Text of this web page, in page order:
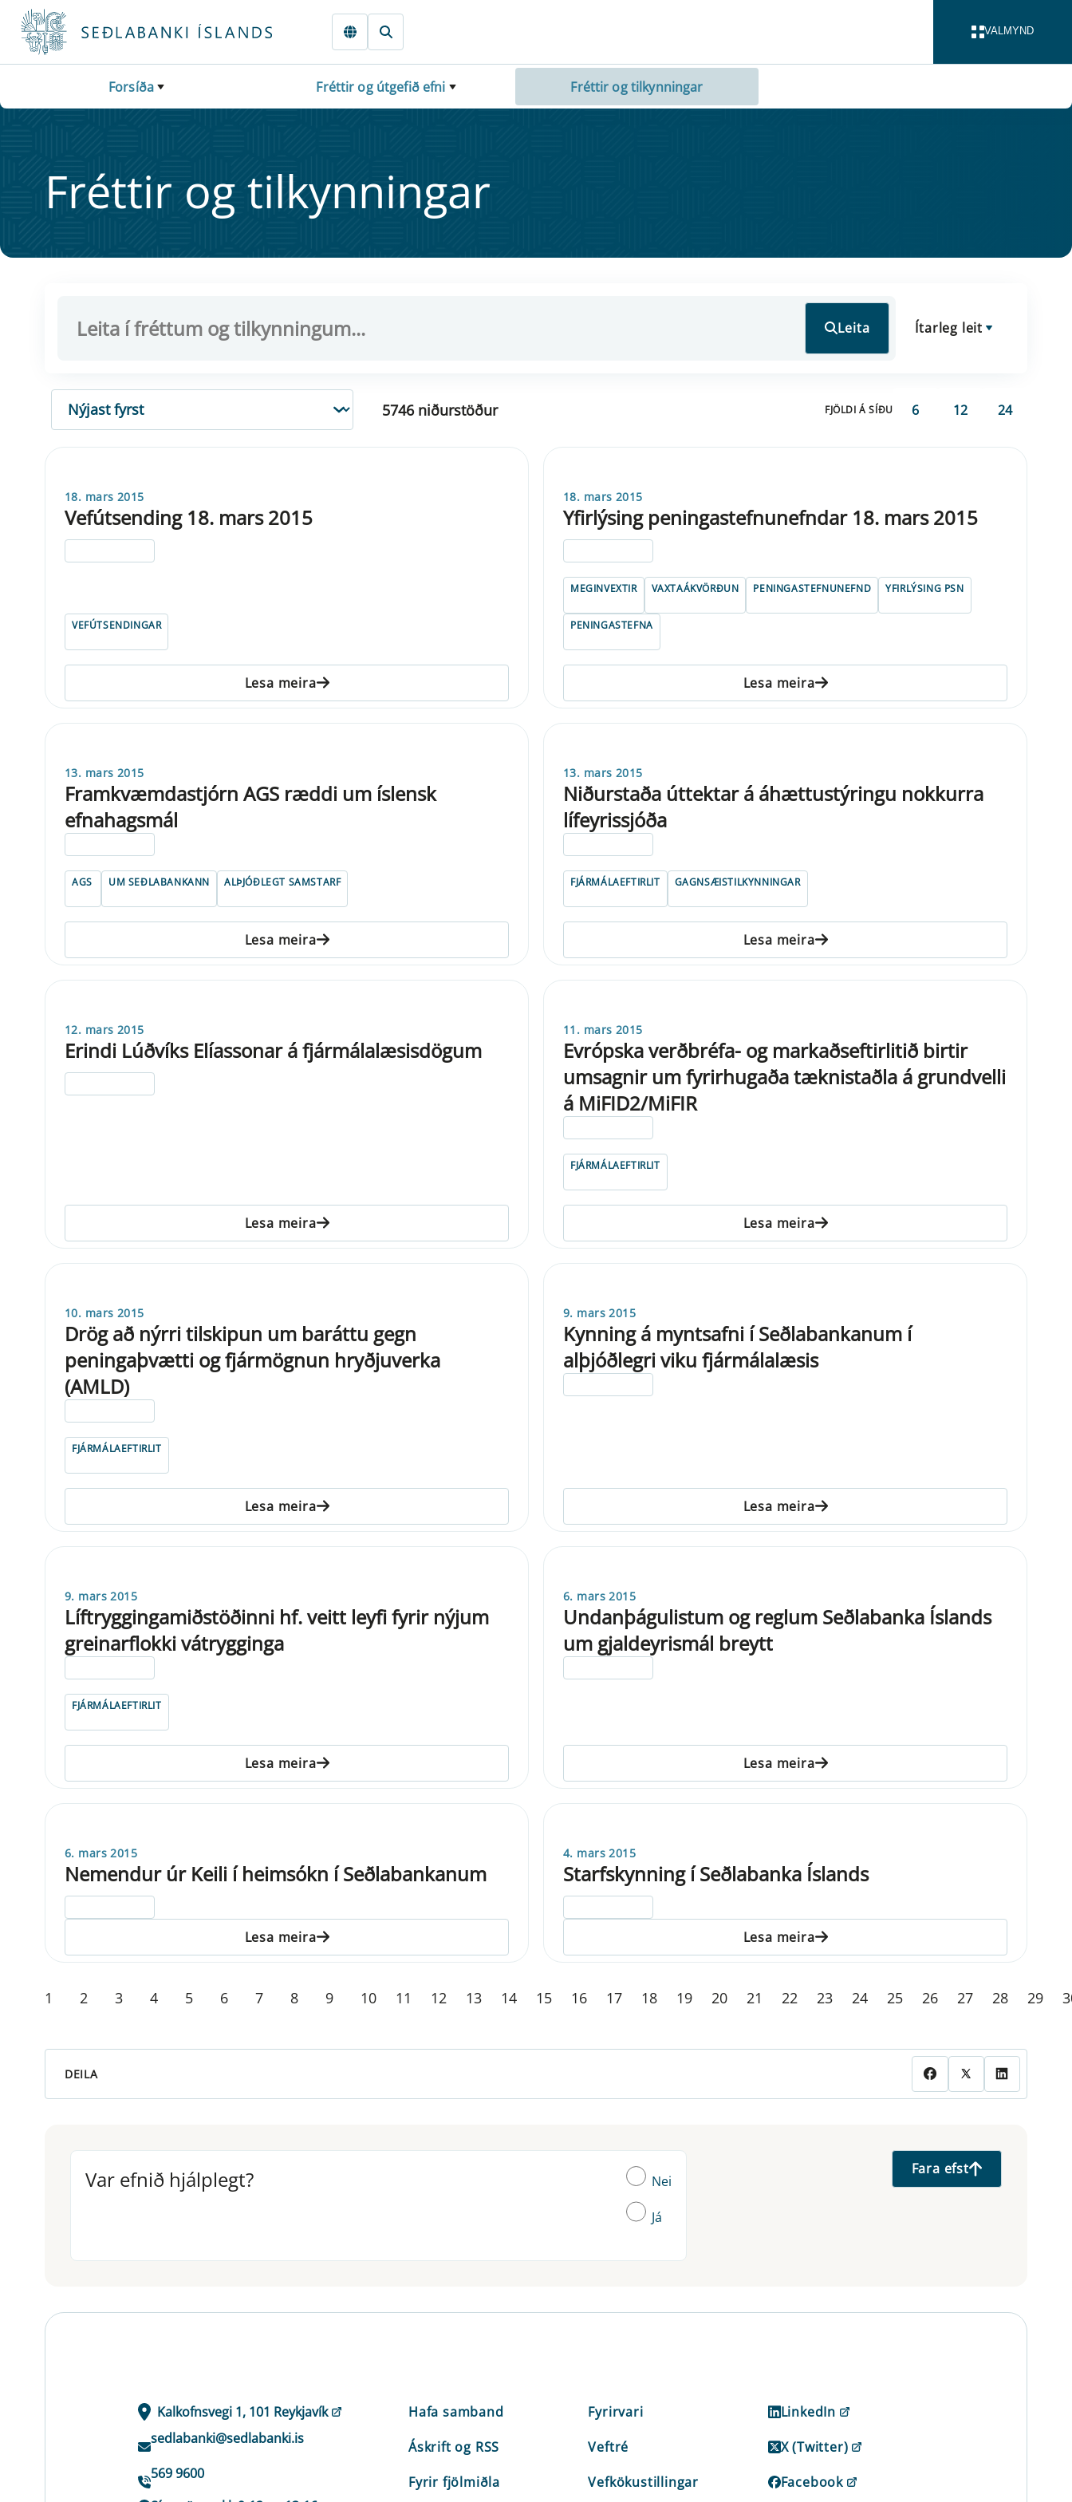
Fara beint í Meginmál
VALMYND
Forsíða Fréttir og útgefið efni Fréttir og tilkynningar
Frétt­ir og til­kynn­ing­ar
Leita Ítarleg leit
RÖÐUN
5746 niðurstöður FJÖLDI Á SÍÐU 6 12 24
18. mars 2015
Vefútsending 18. mars 2015
VEFÚTSENDINGAR
Lesa meira
18. mars 2015
Yfirlýsing peningastefnunefndar 18. mars 2015
MEGINVEXTIR VAXTAÁKVÖRÐUN PENINGASTEFNUNEFND YFIRLÝSING PSN
PENINGASTEFNA
Lesa meira
13. mars 2015
Framkvæmdastjórn AGS ræddi um íslensk
efnahagsmál
AGS UM SEÐLABANKANN ALÞJÓÐLEGT SAMSTARF
Lesa meira
13. mars 2015
Niðurstaða úttektar á áhættustýringu nokkurra
lífeyrissjóða
FJÁRMÁLAEFTIRLIT GAGNSÆISTILKYNNINGAR
Lesa meira
12. mars 2015
Erindi Lúðvíks Elíassonar á fjármálalæsisdögum
Lesa meira
11. mars 2015
Evrópska verðbréfa- og markaðseftirlitið birtir
umsagnir um fyrirhugaða tæknistaðla á grundvelli
á MiFID2/MiFIR
FJÁRMÁLAEFTIRLIT
Lesa meira
10. mars 2015
Drög að nýrri tilskipun um baráttu gegn
peningaþvætti og fjármögnun hryðjuverka
(AMLD)
FJÁRMÁLAEFTIRLIT
Lesa meira
9. mars 2015
Kynning á myntsafni í Seðlabankanum í
alþjóðlegri viku fjármálalæsis
Lesa meira
9. mars 2015
Líftryggingamiðstöðinni hf. veitt leyfi fyrir nýjum
greinarflokki vátrygginga
FJÁRMÁLAEFTIRLIT
Lesa meira
6. mars 2015
Undanþágulistum og reglum Seðlabanka Íslands
um gjaldeyrismál breytt
Lesa meira
6. mars 2015
Nemendur úr Keili í heimsókn í Seðlabankanum
Lesa meira
4. mars 2015
Starfskynning í Seðlabanka Íslands
Lesa meira
1 2 3 4 5 6 7 8 9 10 11 12 13 14 15 16 17 18 19 20 21 22 23 24 25 26 27 28 29
DEILA
Var efnið hjálplegt?
Var efnið hjálplegt? Nei
Já
Fara efst
Kalkofnsvegi 1, 101 Reykjavík
sedlabanki@sedlabanki.is
569 9600
Hafa samband
Áskrift og RSS
Fyrir fjölmiðla
Fyrirvari
Veftré
Vefkökustillingar
LinkedIn
X (Twitter)
Facebook